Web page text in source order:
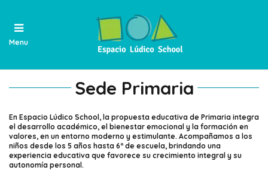
Menu
Sede Primaria
En Espacio Lúdico School, la propuesta educativa de Primaria integra
el desarrollo académico, el bienestar emocional y la formación en
valores, en un entorno moderno y estimulante. Acompañamos a los
niños desde los 5 años hasta 6º de escuela, brindando una
experiencia educativa que favorece su crecimiento integral y su
autonomía personal.